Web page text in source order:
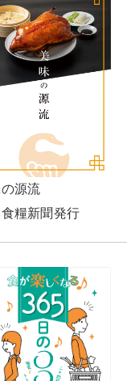
源流
食糧新聞発行